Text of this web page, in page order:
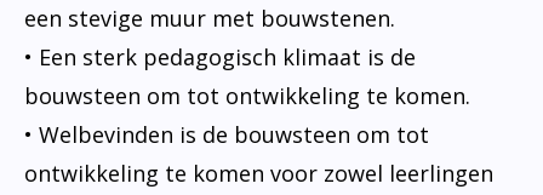
een stevige muur met bouwstenen.
• Een sterk pedagogisch klimaat is de
bouwsteen om tot ontwikkeling te komen.
• Welbevinden is de bouwsteen om tot
ontwikkeling te komen voor zowel leerlingen